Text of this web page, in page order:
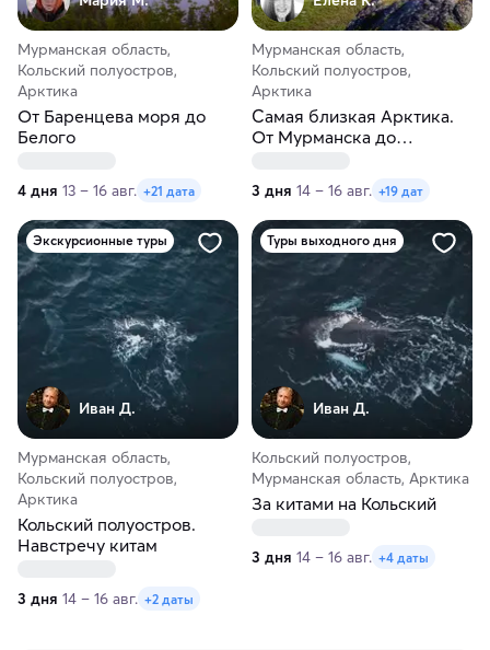
Мурманская область,
Кольский полуостров,
Арктика
От Баренцева моря до
Белого
4 дня 13 – 16 авг. +21 дата
Мурманская область,
Кольский полуостров,
Арктика
Самая близкая Арктика.
От Мурманска до
3 дня 14 – 16 авг. +19 дат
Экскурсионные туры
Иван Д.
Мурманская область,
Кольский полуостров,
Арктика
Кольский полуостров.
Навстречу китам
3 дня 14 – 16 авг. +2 даты
Туры выходного дня
Иван Д.
Кольский полуостров,
Мурманская область, Арктика
За китами на Кольский
3 дня 14 – 16 авг. +4 даты